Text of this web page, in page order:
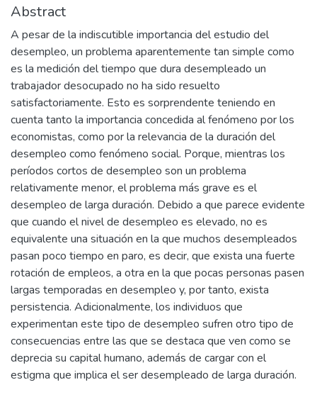
Abstract
A pesar de la indiscutible importancia del estudio del
desempleo, un problema aparentemente tan simple como
es la medición del tiempo que dura desempleado un
trabajador desocupado no ha sido resuelto
satisfactoriamente. Esto es sorprendente teniendo en
cuenta tanto la importancia concedida al fenómeno por los
economistas, como por la relevancia de la duración del
desempleo como fenómeno social. Porque, mientras los
períodos cortos de desempleo son un problema
relativamente menor, el problema más grave es el
desempleo de larga duración. Debido a que parece evidente
que cuando el nivel de desempleo es elevado, no es
equivalente una situación en la que muchos desempleados
pasan poco tiempo en paro, es decir, que exista una fuerte
rotación de empleos, a otra en la que pocas personas pasen
largas temporadas en desempleo y, por tanto, exista
persistencia. Adicionalmente, los individuos que
experimentan este tipo de desempleo sufren otro tipo de
consecuencias entre las que se destaca que ven como se
deprecia su capital humano, además de cargar con el
estigma que implica el ser desempleado de larga duración.